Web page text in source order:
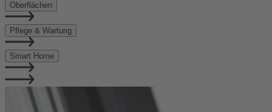
Oberflächen
Pflege & Wartung
Smart Home